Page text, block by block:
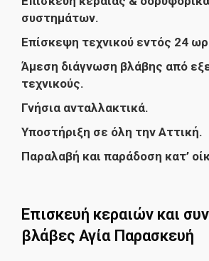
συστημάτων.
Επίσκεψη τεχνικού εντός 24
Άμεση διάγνωση βλάβης από
τεχνικούς.
Γνήσια ανταλλακτικά.
Υποστήριξη σε όλη την Αττική.
Παραλαβή και παράδοση κατ’
Επισκευή κεραιών και
βλάβες Αγία Παρασκευή